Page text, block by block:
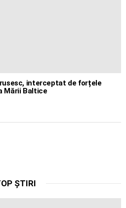
interceptat de forțele
Mării Baltice
ȘTIRI